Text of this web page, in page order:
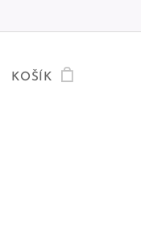
KOŠÍK